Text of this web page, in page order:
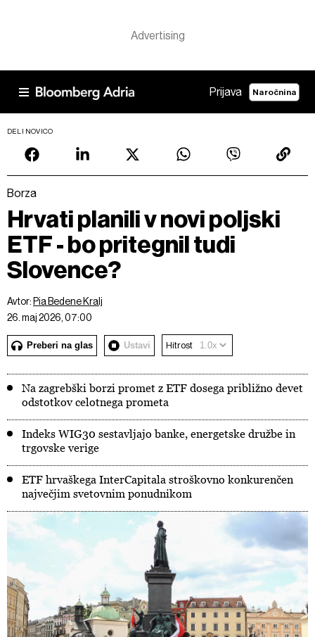
Prijava Naročnina
DELI NOVICO
Borza
Hrvati planili v novi poljski
ETF - bo pritegnil tudi
Slovence?
Avtor: Pia Bedene Kralj
26. maj 2026, 07:00
Preberi na glas Ustavi Hitrost
Na zagrebški borzi promet z ETF dosega približno devet
odstotkov celotnega prometa
Indeks WIG30 sestavljajo banke, energetske družbe in
trgovske verige
ETF hrvaškega InterCapitala stroškovno konkurenčen
največjim svetovnim ponudnikom